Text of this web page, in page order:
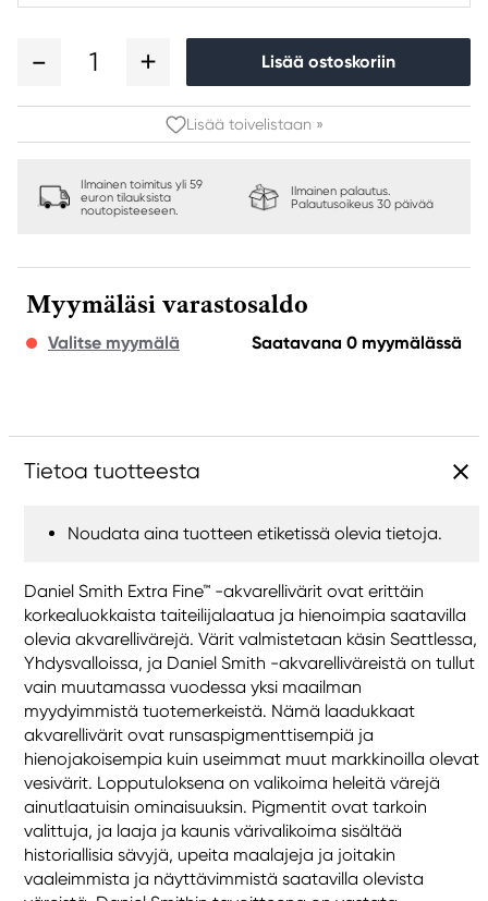
1 Lisää ostoskoriin
Lisää toivelistaan »
Ilmainen toimitus yli 59
euron tilauksista
noutopisteeseen.
Ilmainen palautus.
Palautusoikeus 30 päivää
Myymäläsi varastosaldo
Valitse myymälä Saatavana 0 myymälässä
Tietoa tuotteesta
Noudata aina tuotteen etiketissä olevia tietoja.
Daniel Smith Extra Fine™ -akvarellivärit ovat erittäin
korkealuokkaista taiteilijalaatua ja hienoimpia saatavilla
olevia akvarellivärejä. Värit valmistetaan käsin Seattlessa,
Yhdysvalloissa, ja Daniel Smith -akvarelliväreistä on tullut
vain muutamassa vuodessa yksi maailman
myydyimmistä tuotemerkeistä. Nämä laadukkaat
akvarellivärit ovat runsaspigmenttisempiä ja
hienojakoisempia kuin useimmat muut markkinoilla olevat
vesivärit. Lopputuloksena on valikoima heleitä värejä
ainutlaatuisin ominaisuuksin. Pigmentit ovat tarkoin
valittuja, ja laaja ja kaunis värivalikoima sisältää
historiallisia sävyjä, upeita maalajeja ja joitakin
vaaleimmista ja näyttävimmistä saatavilla olevista